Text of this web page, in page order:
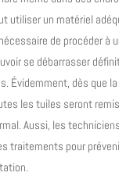
utiliser un matériel
de procéder à
se débarrasser
Évidemment, dès que
les tuiles seront
Aussi, les
traitements pour